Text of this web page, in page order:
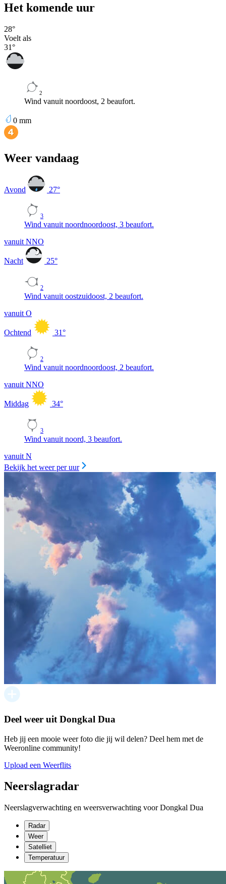
Het komende uur
28°
Voelt als
31°
2
Wind vanuit noordoost, 2 beaufort.
0 mm
Weer vandaag
Avond 27°
3
Wind vanuit noordnoordoost, 3 beaufort.
vanuit NNO
Nacht 25°
2
Wind vanuit oostzuidoost, 2 beaufort.
vanuit O
Ochtend 31°
2
Wind vanuit noordnoordoost, 2 beaufort.
vanuit NNO
Middag 34°
3
Wind vanuit noord, 3 beaufort.
vanuit N
Bekijk het weer per uur
Deel weer uit Dongkal Dua
Heb jij een mooie weer foto die jij wil delen? Deel hem met de
Weeronline community!
Upload een Weerflits
Neerslagradar
Neerslagverwachting en weersverwachting voor Dongkal Dua
Radar
Weer
Satelliet
Temperatuur